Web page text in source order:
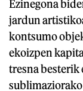
Ezinegona
jardun
kontsumo
ekoizpen
tresna besterik